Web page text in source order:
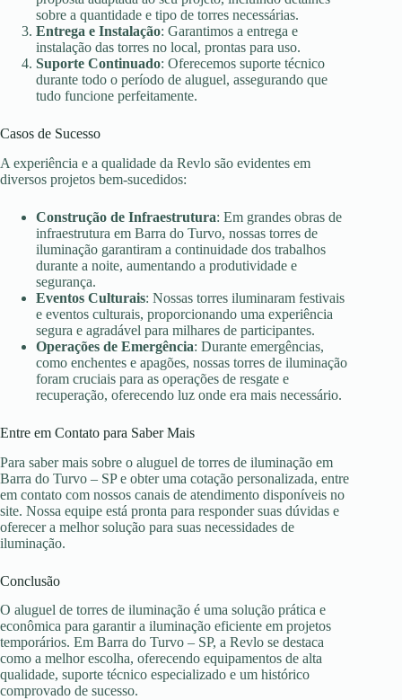
sobre a quantidade e tipo de torres necessárias.
Entrega e Instalação: Garantimos a entrega e
instalação das torres no local, prontas para uso.
Suporte Continuado: Oferecemos suporte técnico
durante todo o período de aluguel, assegurando que
tudo funcione perfeitamente.
Casos de Sucesso
A experiência e a qualidade da Revlo são evidentes em
diversos projetos bem-sucedidos:
Construção de Infraestrutura: Em grandes obras de
infraestrutura em Barra do Turvo, nossas torres de
iluminação garantiram a continuidade dos trabalhos
durante a noite, aumentando a produtividade e
segurança.
Eventos Culturais: Nossas torres iluminaram festivais
e eventos culturais, proporcionando uma experiência
segura e agradável para milhares de participantes.
Operações de Emergência: Durante emergências,
como enchentes e apagões, nossas torres de iluminação
foram cruciais para as operações de resgate e
recuperação, oferecendo luz onde era mais necessário.
Entre em Contato para Saber Mais
Para saber mais sobre o aluguel de torres de iluminação em
Barra do Turvo – SP e obter uma cotação personalizada, entre
em contato com nossos canais de atendimento disponíveis no
site. Nossa equipe está pronta para responder suas dúvidas e
oferecer a melhor solução para suas necessidades de
iluminação.
Conclusão
O aluguel de torres de iluminação é uma solução prática e
econômica para garantir a iluminação eficiente em projetos
temporários. Em Barra do Turvo – SP, a Revlo se destaca
como a melhor escolha, oferecendo equipamentos de alta
qualidade, suporte técnico especializado e um histórico
comprovado de sucesso.